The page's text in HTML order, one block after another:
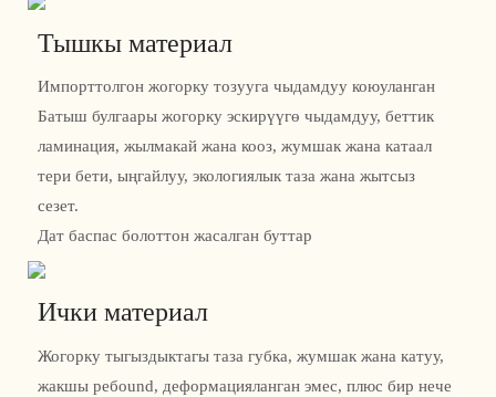
Тышкы материал
Импорттолгон жогорку тозууга чыдамдуу коюуланган
Батыш булгаары жогорку эскирүүгө чыдамдуу, беттик
ламинация, жылмакай жана кооз, жумшак жана катаал
тери бети, ыңгайлуу, экологиялык таза жана жытсыз
сезет.
Дат баспас болоттон жасалган буттар
Ички материал
Жогорку тыгыздыктагы таза губка, жумшак жана катуу,
жакшы ребound, деформацияланган эмес, плюс бир нече